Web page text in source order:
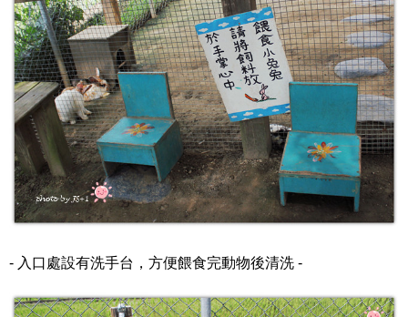
- 入口處設有洗手台，方便餵食完動物後清洗 -